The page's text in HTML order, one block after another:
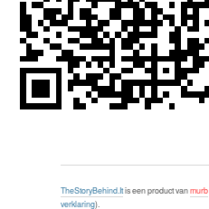
TheStoryBehind.Itis een product vanmurb
verklaring).